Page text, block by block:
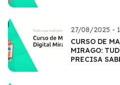
27/08/2025 -
CURSO DE
MIRAGO:
PRECISA